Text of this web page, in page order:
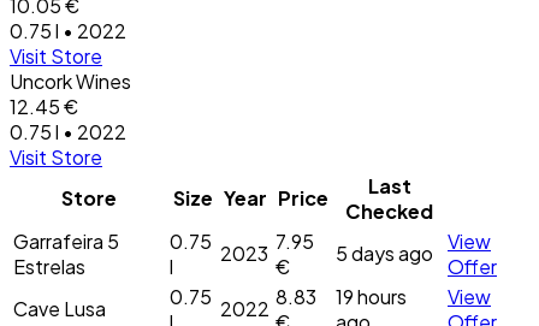
10.05 €
0.75 l • 2022
Visit Store
Uncork Wines
12.45 €
0.75 l • 2022
Visit Store
Store
Size Year Price
Last
Checked
Garrafeira 5
Estrelas
0.75
l
2023 7.95
€
5 days ago
View
Offer
Cave Lusa
0.75 2022 8.83
19 hours
View